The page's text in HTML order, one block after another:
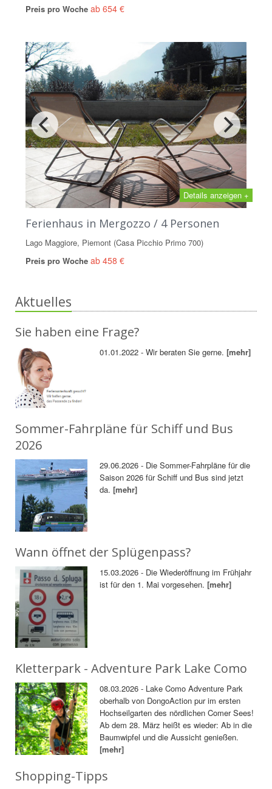
Preis pro Woche ab 654 €
Details anzeigen +
Ferienhaus in Mergozzo / 4 Personen
Lago Maggiore, Piemont (Casa Picchio Primo 700)
Preis pro Woche ab 458 €
Aktuelles
Sie haben eine Frage?
01.01.2022 - Wir beraten Sie gerne.[mehr]
Sommer-Fahrpläne für Schiff und Bus
2026
29.06.2026 - Die Sommer-Fahrpläne für die
Saison 2026 für Schiff und Bus sind jetzt
da.[mehr]
Wann öffnet der Splügenpass?
15.03.2026 - Die Wiederöffnung im Frühjahr
ist für den 1. Mai vorgesehen.[mehr]
Kletterpark - Adventure Park Lake Como
08.03.2026 - Lake Como Adventure Park
oberhalb von DongoAction pur im ersten
Hochseilgarten des nördlichen Comer Sees!
Ab dem 28. März heißt es wieder: Ab in die
Baumwipfel und die Aussicht genießen.
[mehr]
Shopping-Tipps